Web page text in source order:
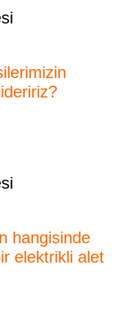
hangisinde
elektrikli alet